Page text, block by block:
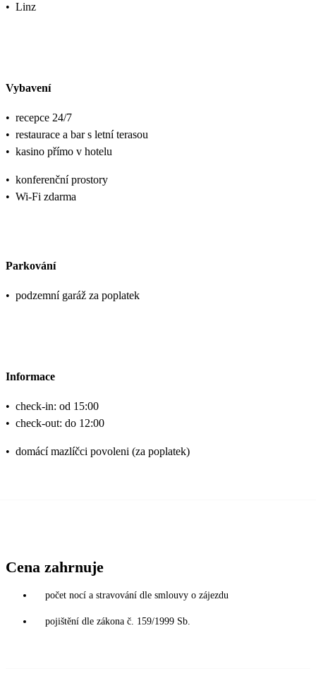
• Linz
Vybavení
• recepce 24/7
• restaurace a bar s letní terasou
• kasino přímo v hotelu
• konferenční prostory
• Wi-Fi zdarma
Parkování
• podzemní garáž za poplatek
Informace
• check-in: od 15:00
• check-out: do 12:00
• domácí mazlíčci povoleni (za poplatek)
Cena zahrnuje
počet nocí a stravování dle smlouvy o zájezdu
pojištění dle zákona č. 159/1999 Sb.